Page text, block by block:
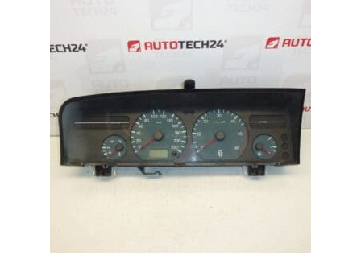
Reklamaatiomenettely
Tarkista